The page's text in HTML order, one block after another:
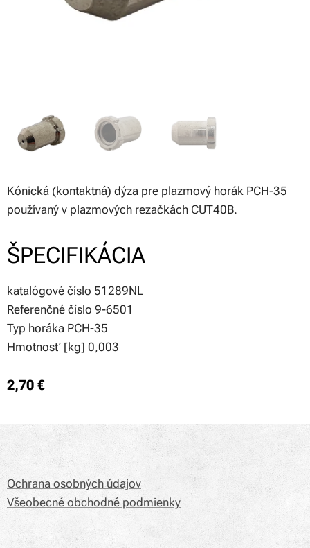
Kónická (kontaktná) dýza pre plazmový horák PCH-35
používaný v plazmových rezačkách CUT40B.
ŠPECIFIKÁCIA
katalógové číslo 51289NL
Referenčné číslo 9-6501
Typ horáka PCH-35
Hmotnosť [kg] 0,003
2,70 €
Ochrana osobných údajov
Všeobecné obchodné podmienky